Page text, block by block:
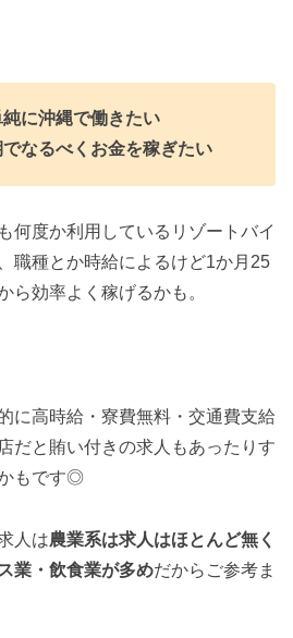
純に沖縄で働きたい
でなるべくお金を稼ぎたい
何度か利用しているリゾートバイ
職種とか時給によるけど1か月25
ら効率よく稼げるかも。
に高時給・寮費無料・交通費支給
だと賄い付きの求人もあったりす
もです◎
人は農業系は求人はほとんど無く
業・飲食業が多めだからご参考ま